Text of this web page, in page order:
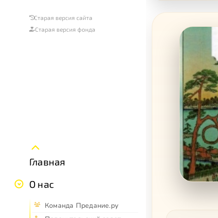
Старая версия сайта
Старая версия фонда
Главная
О нас
Команда Предание.ру